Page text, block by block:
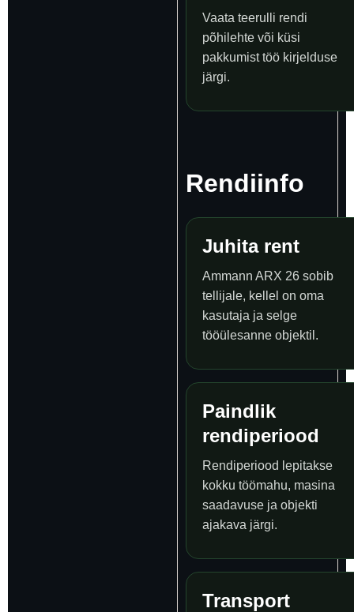
Vaata teerulli rendi
põhilehte või küsi
pakkumist töö kirjelduse
järgi.
Rendiinfo
Juhita rent
Ammann ARX 26 sobib
tellijale, kellel on oma
kasutaja ja selge
tööülesanne objektil.
Paindlik
rendiperiood
Rendiperiood lepitakse
kokku töömahu, masina
saadavuse ja objekti
ajakava järgi.
Transport